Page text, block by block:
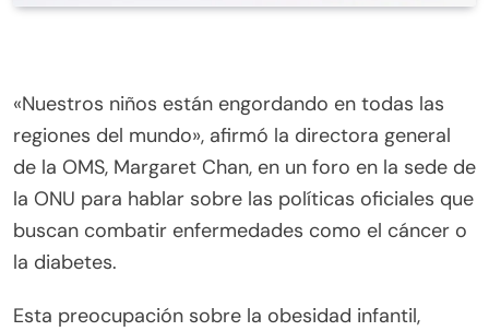
«Nuestros niños están engordando en todas las
regiones del mundo», afirmó la directora general
de la OMS, Margaret Chan, en un foro en la sede de
la ONU para hablar sobre las políticas oficiales que
buscan combatir enfermedades como el cáncer o
la diabetes.
Esta preocupación sobre la obesidad infantil,